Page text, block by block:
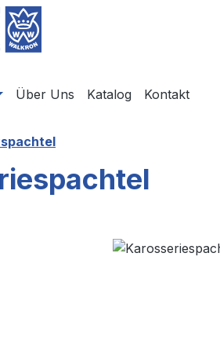
springen
Über Uns Katalog Kontakt